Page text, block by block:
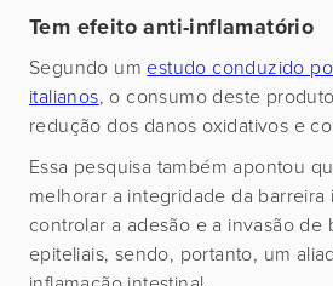
Tem efeito anti-inflamatório
Segundo umestudo conduzido
italianos, o consumo deste
redução dos danos oxidativos e
Essa pesquisa também apontou
melhorar a integridade da barreira
controlar a adesão e a invasão de
epiteliais, sendo, portanto, um